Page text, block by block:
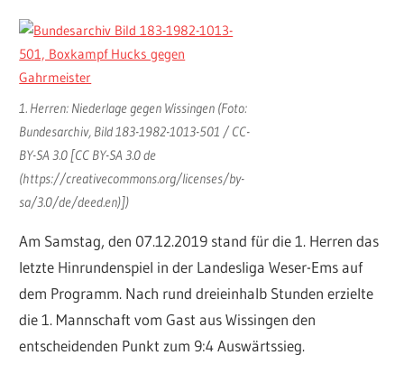
1. Herren: Niederlage gegen Wissingen (Foto:
Bundesarchiv, Bild 183-1982-1013-501 / CC-
BY-SA 3.0 [CC BY-SA 3.0 de
(https://creativecommons.org/licenses/by-
sa/3.0/de/deed.en)])
Am Samstag, den 07.12.2019 stand für die 1. Herren das
letzte Hinrundenspiel in der Landesliga Weser-Ems auf
dem Programm. Nach rund dreieinhalb Stunden erzielte
die 1. Mannschaft vom Gast aus Wissingen den
entscheidenden Punkt zum 9:4 Auswärtssieg.